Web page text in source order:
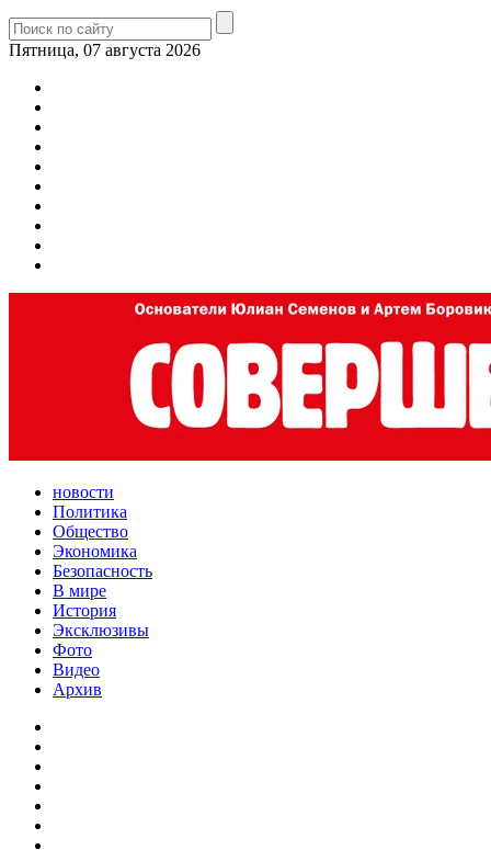
Пятница, 07 августа 2026
новости
Политика
Общество
Экономика
Безопасность
В мире
История
Эксклюзивы
Фото
Видео
Архив